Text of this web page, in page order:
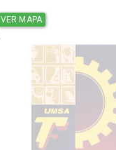
VER MAPA